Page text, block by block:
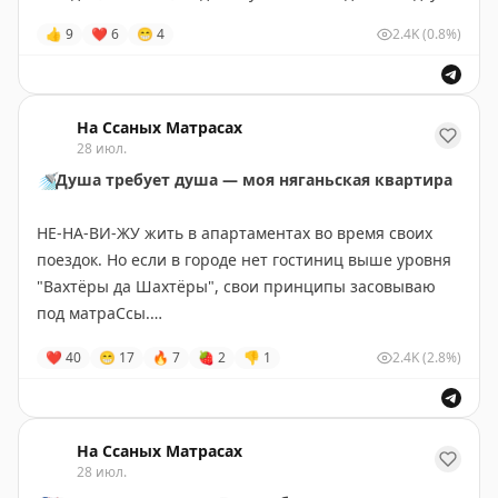
За отелем —trip.com
За визой — ко мне@matrasssi
Фото автора — Лондон 10/2025.
#Лондон
Stay tuned!
Подписаться на
по 10 августа.
Промокод по ссылке:
https://yandex.tpx.gr/DLBjYK7R
Горячую воду по промокоду не гарантируют.
Stay tuned!
Подписаться на Матрассы
👍 9 ❤ 6 😁 4 2.4K(0.8%)
На Ссаных Матрасах
28 июл.
🚿Душа требует душа — моя няганьская квартира
НЕ-НА-ВИ-ЖУ жить в апартаментах во время своих
поездок. Но если в городе нет гостиниц выше уровня
"Вахтёры да Шахтёры", свои принципы засовываю
под матраСсы.
Снял, значит, в прекрасном городе Нягань квартиру
видом на главный ТЦ. По фоткам чисто, современно,
местами даже стильно.
❤ 40 😁 17 🔥 7 🍓 2 👎 1 2.4K(2.8%)
На Ссаных Матрасах
28 июл.